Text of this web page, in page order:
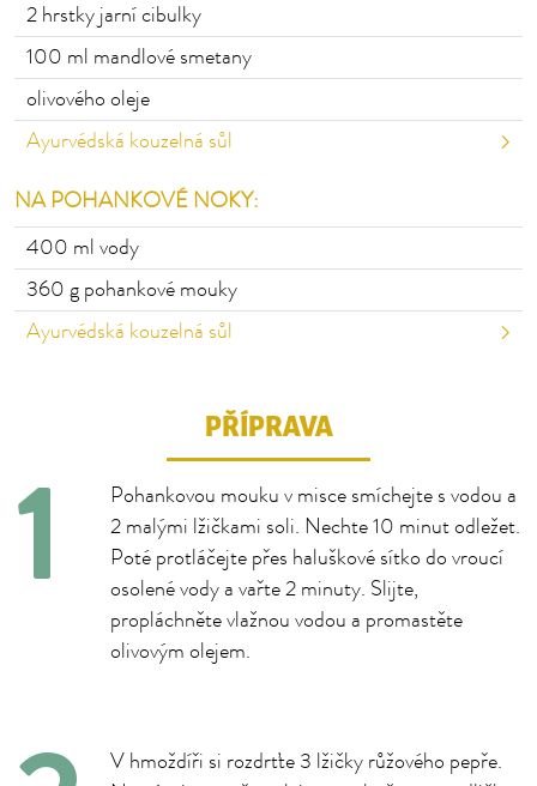
2 hrstky jarní cibulky
100 ml mandlové smetany
olivového oleje
Ayurvédská kouzelná sůl
NA POHANKOVÉ NOKY:
400 ml vody
360 g pohankové mouky
Ayurvédská kouzelná sůl
PŘÍPRAVA
Pohankovou mouku v misce smíchejte s vodou a
2 malými lžičkami soli. Nechte 10 minut odležet.
Poté protláčejte přes haluškové sítko do vroucí
osolené vody a vařte 2 minuty. Slijte,
propláchněte vlažnou vodou a promastěte
olivovým olejem.
V hmoždíři si rozdrťte 3 lžičky růžového pepře.